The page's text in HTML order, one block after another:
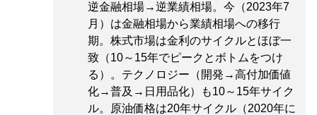
逆金融相場→逆業績相場。今（2023年7
月）は金融相場から業績相場への移行
期。株式市場は金利のサイクルとほぼ一
致（10～15年でピークとボトムをつけ
る）。テクノロジー（開発→高付加価値
化→普及→日用品化）も10～15年サイク
ル。原油価格は20年サイクル（2020年に